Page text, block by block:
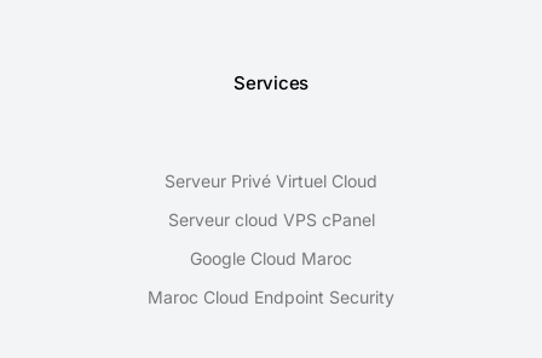
Services
Serveur Privé Virtuel Cloud
Serveur cloud VPS cPanel
Google Cloud Maroc
Maroc Cloud Endpoint Security